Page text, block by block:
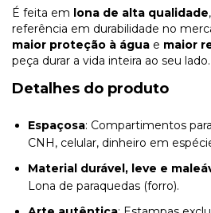
É feita em lona de alta qualidade
referência em durabilidade no
maior proteção à água e maior
peça durar a vida inteira ao seu lado.
Detalhes do produto
Espaçosa: Compartimentos
CNH, celular, dinheiro em
Material durável, leve e
Lona de paraquedas (forro).